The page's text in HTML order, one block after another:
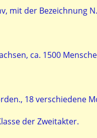
mit der Bezeichnung
ca. 1500
18 verschiedene
der Zweitakter.